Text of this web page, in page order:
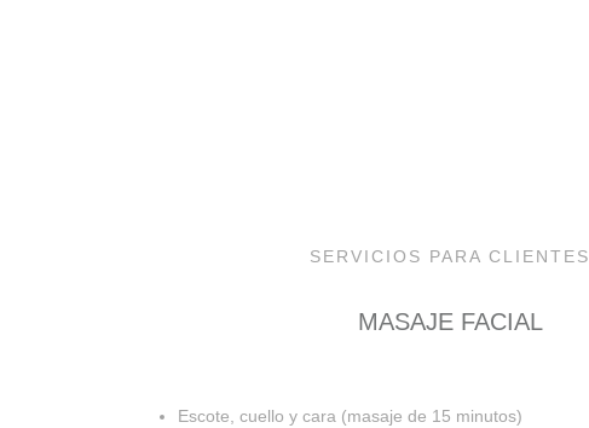
SERVICIOS PARA CLIENTES
MASAJE FACIAL
Escote, cuello y cara (masaje de 15 minutos)